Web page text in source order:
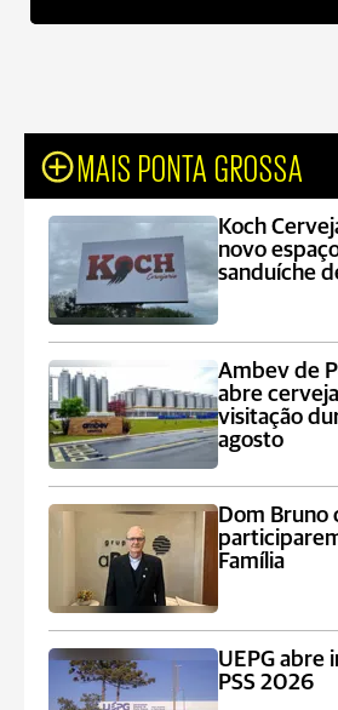
MAIS PONTA GROSSA
Koch
novo
sanduíche
Ambev de
abre
visitação
agosto
Dom Bruno
Família
UEPG abre
PSS 2026